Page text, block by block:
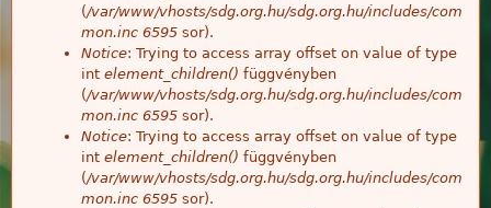
(/var/www/vhosts/sdg.org.hu/sdg.org.hu/includes/com
mon.inc 6595 sor).
Notice: Trying to access array offset on value of type
int element_children() függvényben
(/var/www/vhosts/sdg.org.hu/sdg.org.hu/includes/com
mon.inc 6595 sor).
Notice: Trying to access array offset on value of type
int element_children() függvényben
(/var/www/vhosts/sdg.org.hu/sdg.org.hu/includes/com
mon.inc 6595 sor).